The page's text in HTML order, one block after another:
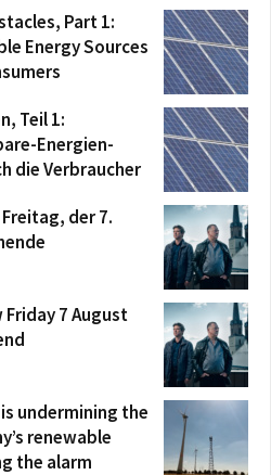
Part 1:
Energy Sources
Teil 1:
Energien-
die Verbraucher
der 7.
Friday 7 August
undermining the
renewable
the alarm